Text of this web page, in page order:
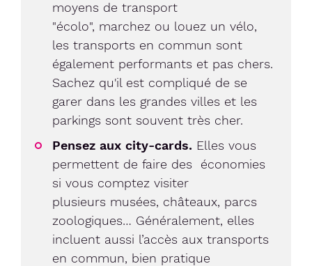
moyens de transport
"écolo", marchez ou louez un vélo,
les transports en commun sont
également performants et pas chers.
Sachez qu'il est compliqué de se
garer dans les grandes villes et les
parkings sont souvent très cher.
Pensez aux city-cards. Elles vous
permettent de faire des économies
si vous comptez visiter
plusieurs musées, châteaux, parcs
zoologiques… Généralement, elles
incluent aussi l’accès aux transports
en commun, bien pratique